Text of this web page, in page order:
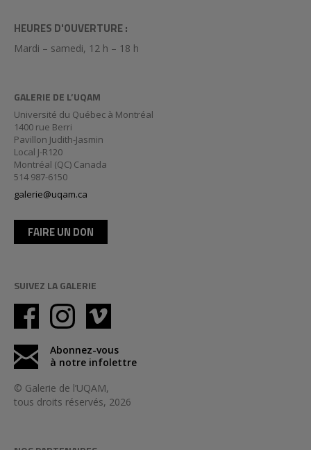
HEURES D'OUVERTURE :
Mardi – samedi, 12 h – 18 h
GALERIE DE L’UQAM
Université du Québec à Montréal
1400 rue Berri
Pavillon Judith-Jasmin
Local J-R120
Montréal (QC) Canada
514 987-6150
galerie@uqam.ca
FAIRE UN DON
SUIVEZ LA GALERIE
Abonnez-vous
à notre infolettre
© Galerie de l’UQAM,
tous droits réservés, 2026